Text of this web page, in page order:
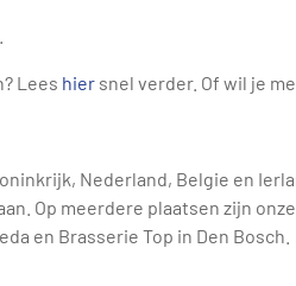
Lees hier snel verder. Of wil je
Nederland, Belgie en
Op meerdere plaatsen zijn
en Brasserie Top in Den Bosch.